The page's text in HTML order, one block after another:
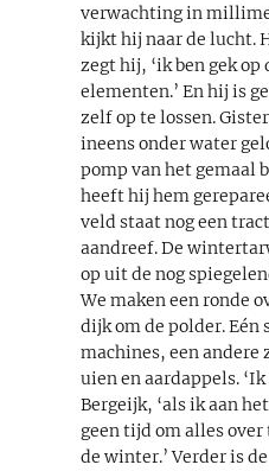
verwachting in
kijkt hij naar de lucht.
zegt hij, ‘ik ben gek
elementen.’ En hij is
zelf op te lossen.
ineens onder water
pomp van het gemaal
heeft hij hem
veld staat nog een
aandreef. De
op uit de nog
We maken een ronde
dijk om de polder. Eén
machines, een
uien en aardappels.
Bergeijk, ‘als ik aan
geen tijd om alles
de winter.’ Verder is